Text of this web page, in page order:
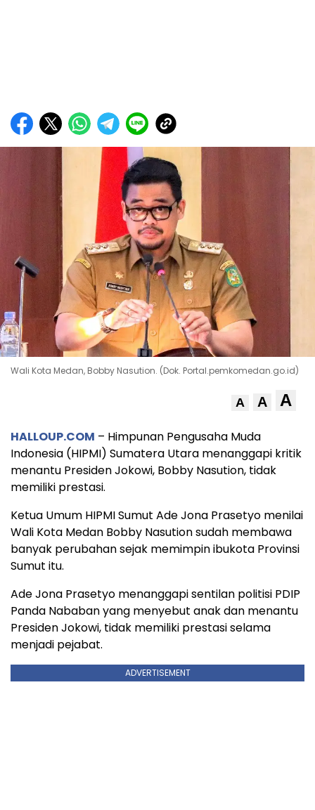
Wali Kota Medan, Bobby Nasution. (Dok. Portal.pemkomedan.go.id)
A A A
HALLOUP.COM – Himpunan Pengusaha Muda
Indonesia (HIPMI) Sumatera Utara menanggapi kritik
menantu Presiden Jokowi, Bobby Nasution, tidak
memiliki prestasi.
Ketua Umum HIPMI Sumut Ade Jona Prasetyo menilai
Wali Kota Medan Bobby Nasution sudah membawa
banyak perubahan sejak memimpin ibukota Provinsi
Sumut itu.
Ade Jona Prasetyo menanggapi sentilan politisi PDIP
Panda Nababan yang menyebut anak dan menantu
Presiden Jokowi, tidak memiliki prestasi selama
menjadi pejabat.
ADVERTISEMENT